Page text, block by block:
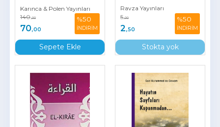
Sepete Ekle
Karınca & Polen Yayınları
%50
İNDİRİM
140,00
70,00
Stokta yok
Ravza Yayınları
%50
İNDİRİM
5,00
2,50